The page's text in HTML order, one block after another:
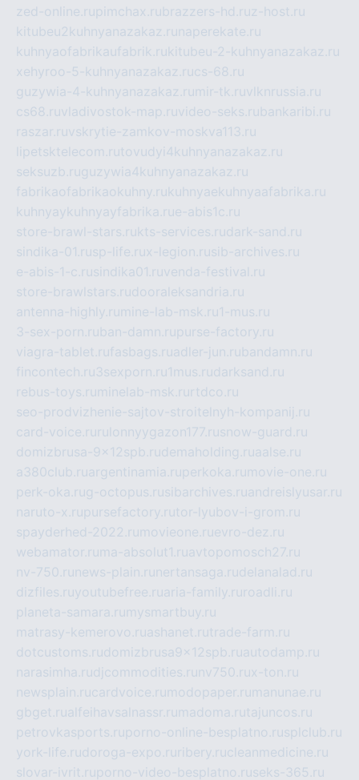
zed-online.rupimchax.rubrazzers-hd.ruz-host.ru
kitubeu2kuhnyanazakaz.ru naperekate.ru
kuhnyaofabrikaufabrik.rukitubeu-2-kuhnyanazakaz.ru
xehyroo-5-kuhnyanazakaz.rucs-68.ru
guzywia-4-kuhnyanazakaz.ru mir-tk.ruvlknrussia.ru
cs68.ruvladivostok-map.ruvideo-seks.rubankaribi.ru
raszar.ruvskrytie-zamkov-moskva113.ru
lipetsktelecom.rutovudyi4kuhnyanazakaz.ru
seksuzb.ruguzywia4kuhnyanazakaz.ru
fabrikaofabrikaokuhny.rukuhnyaekuhnyaafabrika.ru
kuhnyaykuhnyayfabrika.rue-abis1c.ru
store-brawl-stars.rukts-services.rudark-sand.ru
sindika-01.rusp-life.rux-legion.rusib-archives.ru
e-abis-1-c.rusindika01.ruvenda-festival.ru
store-brawlstars.rudooraleksandria.ru
antenna-highly.ru mine-lab-msk.ru1-mus.ru
3-sex-porn.ruban-damn.rupurse-factory.ru
viagra-tablet.rufasbags.ruadler-jun.rubandamn.ru
fincontech.ru3sexporn.ru1mus.rudarksand.ru
rebus-toys.ru minelab-msk.ru rtdco.ru
seo-prodvizhenie-sajtov-stroitelnyh-kompanij.ru
card-voice.ru rulonnyygazon177.rusnow-guard.ru
domizbrusa-9x12spb.rudemaholding.ruaalse.ru
a380club.ruargentinamia.ruperkoka.ru movie-one.ru
perk-oka.rug-octopus.rusibarchives.ruandreislyusar.ru
naruto-x.rupursefactory.rutor-lyubov-i-grom.ru
spayderhed-2022.ru movieone.ruevro-dez.ru
webamator.ru ma-absolut1.ruavtopomosch27.ru
nv-750.ru news-plain.ru nertansaga.rudelanalad.ru
dizfiles.ruyoutubefree.ruaria-family.ru roadli.ru
planeta-samara.ru mysmartbuy.ru
matrasy-kemerovo.ruashanet.rutrade-farm.ru
dotcustoms.rudomizbrusa9x12spb.ruautodamp.ru
narasimha.rudjcommodities.ru nv750.rux-ton.ru
newsplain.rucardvoice.ru modopaper.ru manunae.ru
gbget.rualfeihavsalnassr.ru madoma.rutajuncos.ru
petrovkasports.ruporno-online-besplatno.rusplclub.ru
york-life.rudoroga-expo.ru ribery.rucleanmedicine.ru
slovar-ivrit.ruporno-video-besplatno.ruseks-365.ru